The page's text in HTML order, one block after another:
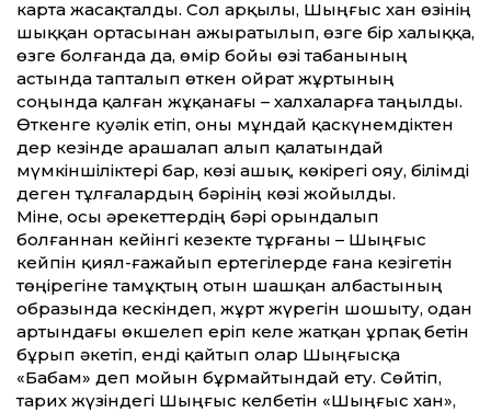
карта жасақталды. Сол арқылы, Шыңғыс хан өзінің
шыққан ортасынан ажыратылып, өзге бір халыққа,
өзге болғанда да, өмір бойы өзі табанының
астында тапталып өткен ойрат жұртының
соңында қалған жұқанағы – халхаларға таңылды.
Өткенге куәлік етіп, оны мұндай қаскүнемдіктен
дер кезінде арашалап алып қалатындай
мүмкіншіліктері бар, көзі ашық, көкірегі ояу, білімді
деген тұлғалардың бәрінің көзі жойылды.
Міне, осы әрекеттердің бәрі орындалып
болғаннан кейінгі кезекте тұрғаны – Шыңғыс
кейпін қиял-ғажайып ертегілерде ғана кезігетін
төңірегіне тамұқтың отын шашқан албастының
образында кескіндеп, жұрт жүрегін шошыту, одан
артындағы өкшелеп еріп келе жатқан ұрпақ бетін
бұрып әкетіп, енді қайтып олар Шыңғысқа
«Бабам» деп мойын бұрмайтындай ету. Сөйтіп,
тарих жүзіндегі Шыңғыс келбетін «Шыңғыс хан»,